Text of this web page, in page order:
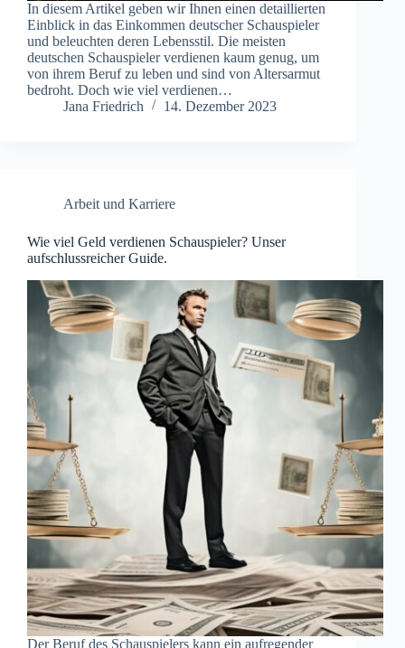
In diesem Artikel geben wir Ihnen einen detaillierten
Einblick in das Einkommen deutscher Schauspieler
und beleuchten deren Lebensstil. Die meisten
deutschen Schauspieler verdienen kaum genug, um
von ihrem Beruf zu leben und sind von Altersarmut
bedroht. Doch wie viel verdienen…
Jana Friedrich
14. Dezember 2023
Arbeit und Karriere
Wie viel Geld verdienen Schauspieler? Unser
aufschlussreicher Guide.
Der Beruf des Schauspielers kann ein aufregender